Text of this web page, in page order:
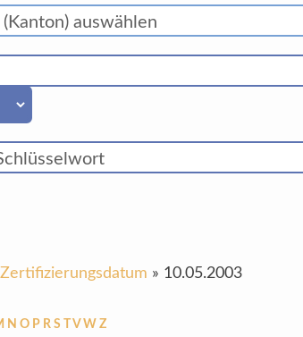
Zertifizierungsdatum » 10.05.2003
N O P R S V W Z